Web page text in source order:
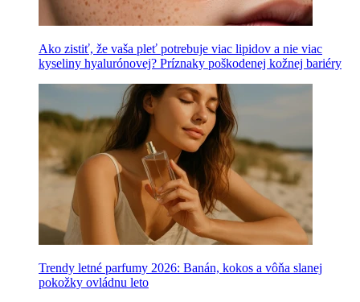
Ako zistiť, že vaša pleť potrebuje viac lipidov a nie viac
kyseliny hyalurónovej? Príznaky poškodenej kožnej bariéry
Trendy letné parfumy 2026: Banán, kokos a vôňa slanej
pokožky ovládnu leto